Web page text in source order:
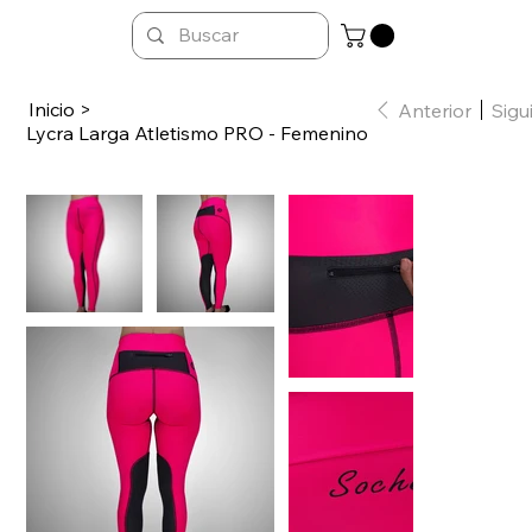
Inicio >
Lycra Larga Atletismo PRO - Femenino
Anterior